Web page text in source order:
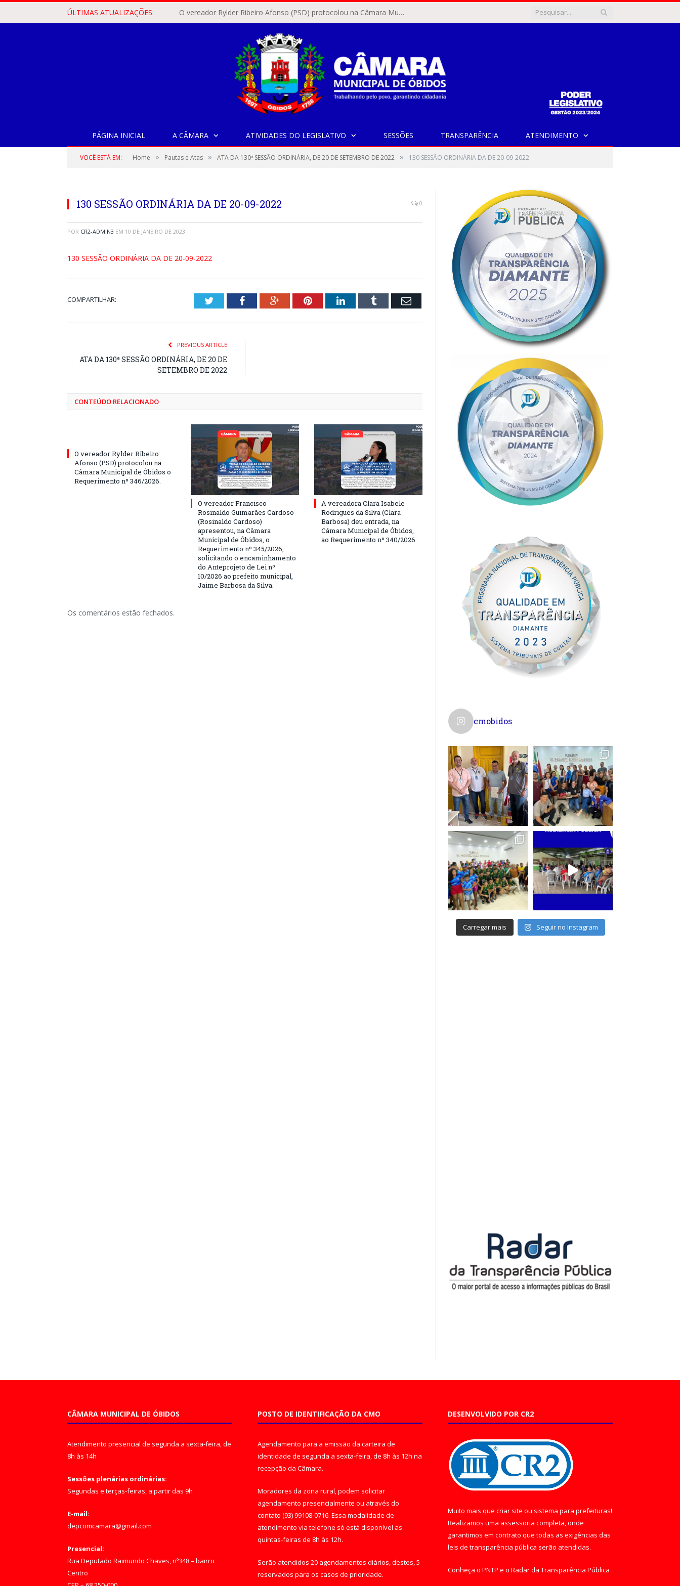
ÚLTIMAS ATUALIZAÇÕES: O vereador Rylder Ribeiro Afonso (PSD) protocolou na Câmara Municipal de Óbidos o Requerimento nº 346/2026.
PÁGINA INICIAL A CÂMARA ATIVIDADES DO LEGISLATIVO SESSÕES TRANSPARÊNCIA ATENDIMENTO
VOCÊ ESTÁ EM: Home » Pautas e Atas » ATA DA 130ª SESSÃO ORDINÁRIA, DE 20 DE SETEMBRO DE 2022 » 130 SESSÃO ORDINÁRIA DA DE 20-09-2022
130 SESSÃO ORDINÁRIA DA DE 20-09-2022 0
POR CR2-ADMIN3 EM 10 DE JANEIRO DE 2023
130 SESSÃO ORDINÁRIA DA DE 20-09-2022
COMPARTILHAR: TwitterFacebookGoogle+PinterestLinkedInTumblr Email
PREVIOUS ARTICLE
ATA DA 130ª SESSÃO ORDINÁRIA, DE 20 DE
SETEMBRO DE 2022
CONTEÚDO RELACIONADO
O vereador Rylder Ribeiro
Afonso (PSD) protocolou na
Câmara Municipal de Óbidos o
Requerimento nº 346/2026.
O vereador Francisco
Rosinaldo Guimarães Cardoso
(Rosinaldo Cardoso)
apresentou, na Câmara
Municipal de Óbidos, o
Requerimento nº 345/2026,
solicitando o encaminhamento
do Anteprojeto de Lei nº
10/2026 ao prefeito municipal,
Jaime Barbosa da Silva.
A vereadora Clara Isabele
Rodrigues da Silva (Clara
Barbosa) deu entrada, na
Câmara Municipal de Óbidos,
ao Requerimento nº 340/2026.
Os comentários estão fechados.
cmobidos
Carregar mais Seguir no Instagram
CÂMARA MUNICIPAL DE ÓBIDOS
Atendimento presencial de segunda a sexta-feira, de
8h às 14h
Sessões plenárias ordinárias:
Segundas e terças-feiras, a partir das 9h
E-mail:
depcomcamara@gmail.com
Presencial:
Rua Deputado Raimundo Chaves, nº348 – bairro
Centro
POSTO DE IDENTIFICAÇÃO DA CMO
Agendamento para a emissão da carteira de
identidade de segunda a sexta-feira, de 8h às 12h na
recepção da Câmara.
Moradores da zona rural, podem solicitar
agendamento presencialmente ou através do
contato (93) 99108-0716. Essa modalidade de
atendimento via telefone só está disponível as
quintas-feiras de 8h às 12h.
Serão atendidos 20 agendamentos diários, destes, 5
reservados para os casos de prioridade.
DESENVOLVIDO POR CR2
Muito mais que criar site ou sistema para prefeituras!
Realizamos uma assessoria completa, onde
garantimos em contrato que todas as exigências das
leis de transparência pública serão atendidas.
Conheça o PNTP e o Radar da Transparência Pública